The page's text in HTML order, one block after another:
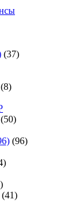
(37)
(8)
(50)
(96)
(41)